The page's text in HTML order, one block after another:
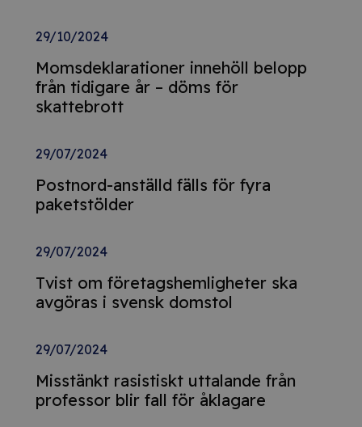
29/10/2024
Momsdeklarationer innehöll belopp
från tidigare år – döms för
skattebrott
29/07/2024
Postnord-anställd fälls för fyra
paketstölder
29/07/2024
Tvist om företagshemligheter ska
avgöras i svensk domstol
29/07/2024
Misstänkt rasistiskt uttalande från
professor blir fall för åklagare